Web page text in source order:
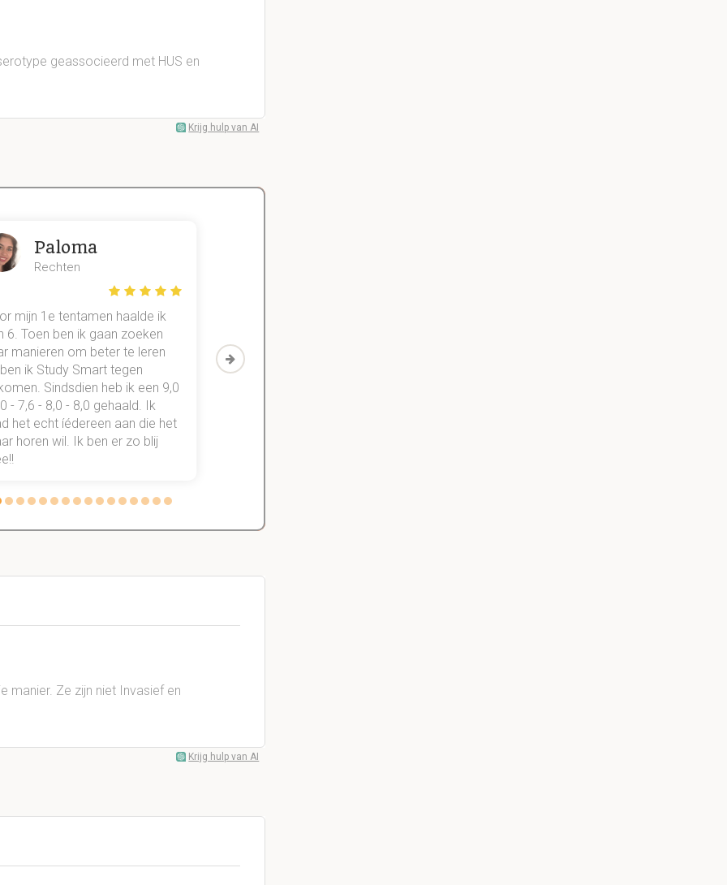
geassocieerd met HUS en
Krijg hulp van AI
Paloma
Rechten
mijn 1e tentamen haalde ik
6. Toen ben ik gaan zoeken
manieren om beter te leren
ik Study Smart tegen
Sindsdien heb ik een 9,0
- 7,6 - 8,0 - 8,0 gehaald. Ik
het echt íédereen aan die het
horen wil. Ik ben er zo blij
vakken. Sinds ik mijn
aantekeningen digitaal maak in
manier. Ze zijn niet Invasief en
Krijg hulp van AI